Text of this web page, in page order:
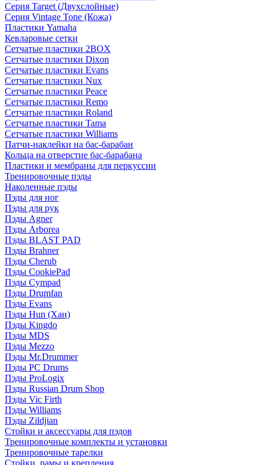
Серия Target (Двухслойные)
Серия Vintage Tone (Кожа)
Пластики Yamaha
Кевларовые сетки
Сетчатые пластики 2BOX
Сетчатые пластики Dixon
Сетчатые пластики Evans
Сетчатые пластики Nux
Сетчатые пластики Peace
Сетчатые пластики Remo
Сетчатые пластики Roland
Сетчатые пластики Tama
Сетчатые пластики Williams
Патчи-наклейки на бас-барабан
Кольца на отверстие бас-барабана
Пластики и мембраны для перкуссии
Тренировочные пэды
Наколенные пэды
Пэды для ног
Пэды для рук
Пэды Agner
Пэды Arborea
Пэды BLAST PAD
Пэды Brahner
Пэды Cherub
Пэды CookiePad
Пэды Cympad
Пэды Drumfan
Пэды Evans
Пэды Hun (Хан)
Пэды Kingdo
Пэды MDS
Пэды Mezzo
Пэды Mr.Drummer
Пэды PC Drums
Пэды ProLogix
Пэды Russian Drum Shop
Пэды Vic Firth
Пэды Williams
Пэды Zildjian
Стойки и аксессуары для пэдов
Тренировочные комплекты и установки
Тренировочные тарелки
Стойки, рамы и крепления